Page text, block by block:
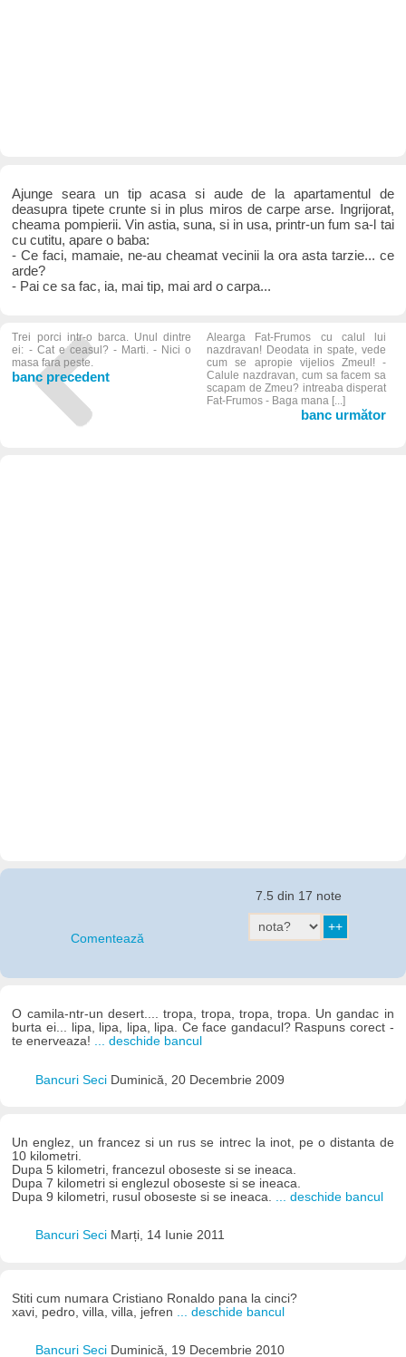
Ajunge seara un tip acasa si aude de la apartamentul de
deasupra tipete crunte si in plus miros de carpe arse. Ingrijorat,
cheama pompierii. Vin astia, suna, si in usa, printr-un fum sa-l tai
cu cutitu, apare o baba:
- Ce faci, mamaie, ne-au cheamat vecinii la ora asta tarzie... ce
arde?
- Pai ce sa fac, ia, mai tip, mai ard o carpa...
Trei porci intr-o barca. Unul dintre
ei: - Cat e ceasul? - Marti. - Nici o
masa fara peste.
banc precedent
Alearga Fat-Frumos cu calul lui
nazdravan! Deodata in spate, vede
cum se apropie vijelios Zmeul! -
Calule nazdravan, cum sa facem sa
scapam de Zmeu? intreaba disperat
Fat-Frumos - Baga mana [...]
banc următor
Comentează
7.5 din 17 note
O camila-ntr-un desert.... tropa, tropa, tropa, tropa. Un gandac in
burta ei... lipa, lipa, lipa, lipa. Ce face gandacul? Raspuns corect -
te enerveaza! ... deschide bancul
Bancuri Seci Duminică, 20 Decembrie 2009
Un englez, un francez si un rus se intrec la inot, pe o distanta de
10 kilometri.
Dupa 5 kilometri, francezul oboseste si se ineaca.
Dupa 7 kilometri si englezul oboseste si se ineaca.
Dupa 9 kilometri, rusul oboseste si se ineaca. ... deschide bancul
Bancuri Seci Marți, 14 Iunie 2011
Stiti cum numara Cristiano Ronaldo pana la cinci?
xavi, pedro, villa, villa, jefren
... deschide bancul
Bancuri Seci Duminică, 19 Decembrie 2010